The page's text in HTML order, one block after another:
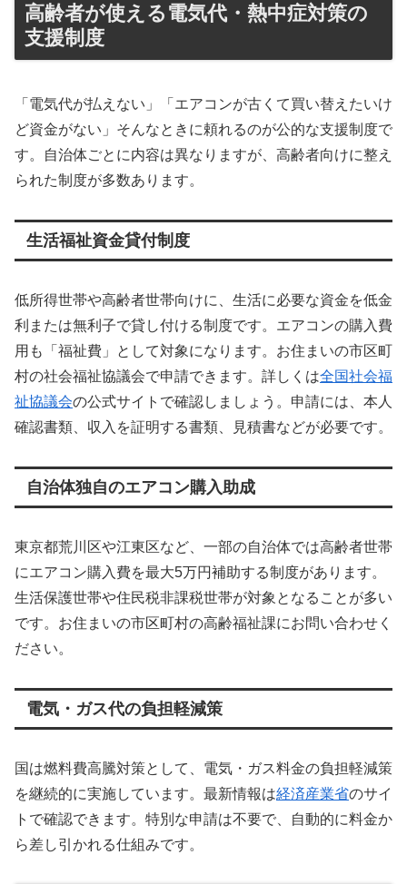
高齢者が使える電気代・熱中症対策の
支援制度
「電気代が払えない」「エアコンが古くて買い替えたいけ
ど資金がない」そんなときに頼れるのが公的な支援制度で
す。自治体ごとに内容は異なりますが、高齢者向けに整え
られた制度が多数あります。
生活福祉資金貸付制度
低所得世帯や高齢者世帯向けに、生活に必要な資金を低金
利または無利子で貸し付ける制度です。エアコンの購入費
用も「福祉費」として対象になります。お住まいの市区町
村の社会福祉協議会で申請できます。詳しくは全国社会福
祉協議会の公式サイトで確認しましょう。申請には、本人
確認書類、収入を証明する書類、見積書などが必要です。
自治体独自のエアコン購入助成
東京都荒川区や江東区など、一部の自治体では高齢者世帯
にエアコン購入費を最大5万円補助する制度があります。
生活保護世帯や住民税非課税世帯が対象となることが多い
です。お住まいの市区町村の高齢福祉課にお問い合わせく
ださい。
電気・ガス代の負担軽減策
国は燃料費高騰対策として、電気・ガス料金の負担軽減策
を継続的に実施しています。最新情報は経済産業省のサイ
トで確認できます。特別な申請は不要で、自動的に料金か
ら差し引かれる仕組みです。